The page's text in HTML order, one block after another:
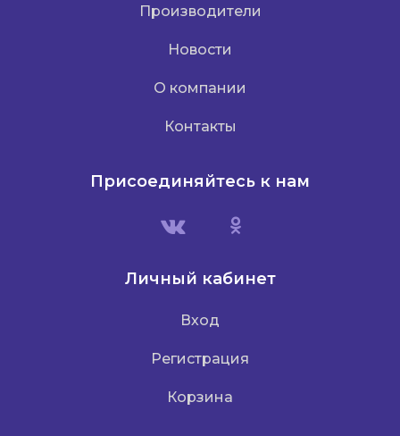
Производители
Новости
О компании
Контакты
Присоединяйтесь к нам
Личный кабинет
Вход
Регистрация
Корзина